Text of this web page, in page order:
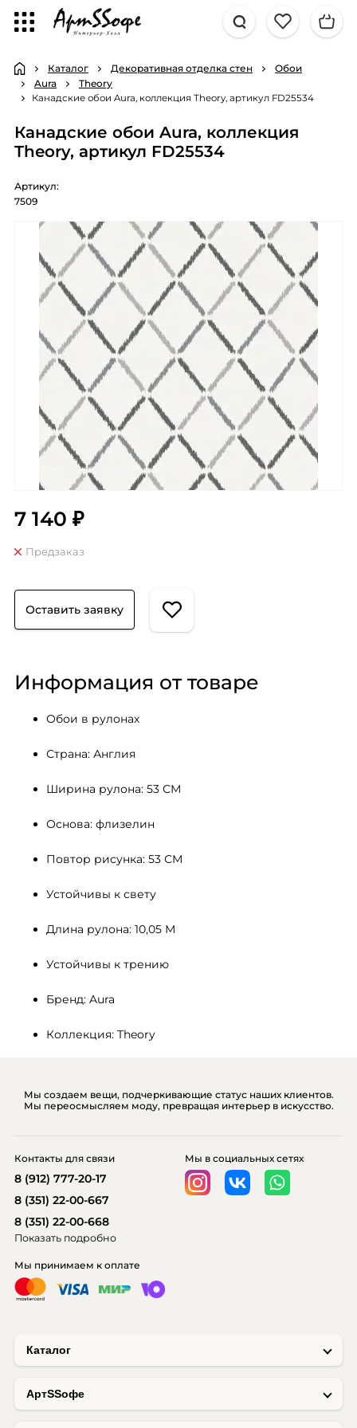
Каталог Декоративная отделка стен
Обои
Aura
Theory
Канадские обои Aura, коллекция Theory, артикул FD25534
Канадские обои Aura, коллекция
Theory, артикул FD25534
Артикул:
7509
7 140 ₽
Предзаказ
Оставить заявку
Информация от товаре
Обои в рулонах
Страна: Англия
Ширина рулона: 53 СМ
Основа: флизелин
Повтор рисунка: 53 СМ
Устойчивы к свету
Длина рулона: 10,05 М
Устойчивы к трению
Бренд: Aura
Коллекция: Theory
Мы создаем вещи, подчеркивающие статус наших клиентов.
Мы переосмысляем моду, превращая интерьер в искусство.
Каталог
AртSSофе
Мы принимаем к оплате
Мы в социальных сетях
Контакты для связи
8 (912) 777-20-17
8 (351) 22-00-667
8 (351) 22-00-668
Показать подробно